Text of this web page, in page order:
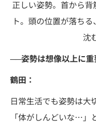
正しい姿勢。首から
ト。頭の位置が落ち
沈
──姿勢は想像以上に重
鶴田：
日常生活でも姿勢は大
「体がしんどいな…」